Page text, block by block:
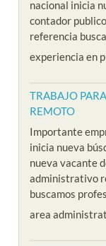
nacional inicia
contador
referencia
experiencia en
TRABAJO
REMOTO
Importante
inicia nueva
nueva vacante
administrativo
buscamos
area